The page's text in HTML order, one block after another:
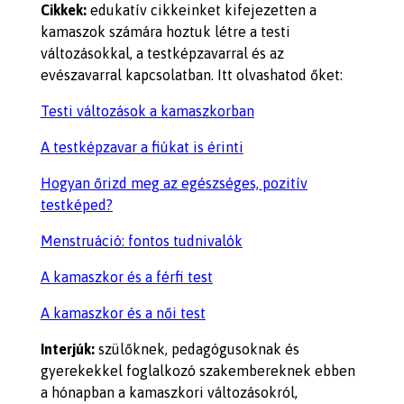
Cikkek: edukatív cikkeinket kifejezetten a
kamaszok számára hoztuk létre a testi
változásokkal, a testképzavarral és az
evészavarral kapcsolatban. Itt olvashatod őket:
Testi változások a kamaszkorban
A testképzavar a fiúkat is érinti
Hogyan őrizd meg az egészséges, pozitív
testképed?
Menstruáció: fontos tudnivalók
A kamaszkor és a férfi test
A kamaszkor és a női test
Interjúk: szülőknek, pedagógusoknak és
gyerekekkel foglalkozó szakembereknek ebben
a hónapban a kamaszkori változásokról,